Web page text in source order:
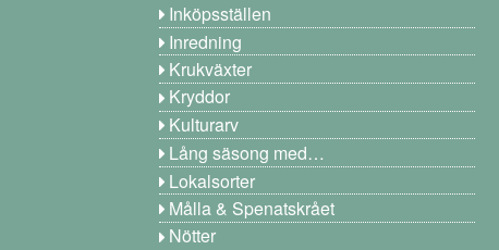
Inköpsställen
Inredning
Krukväxter
Kryddor
Kulturarv
Lång säsong med…
Lokalsorter
Målla & Spenatskrået
Nötter